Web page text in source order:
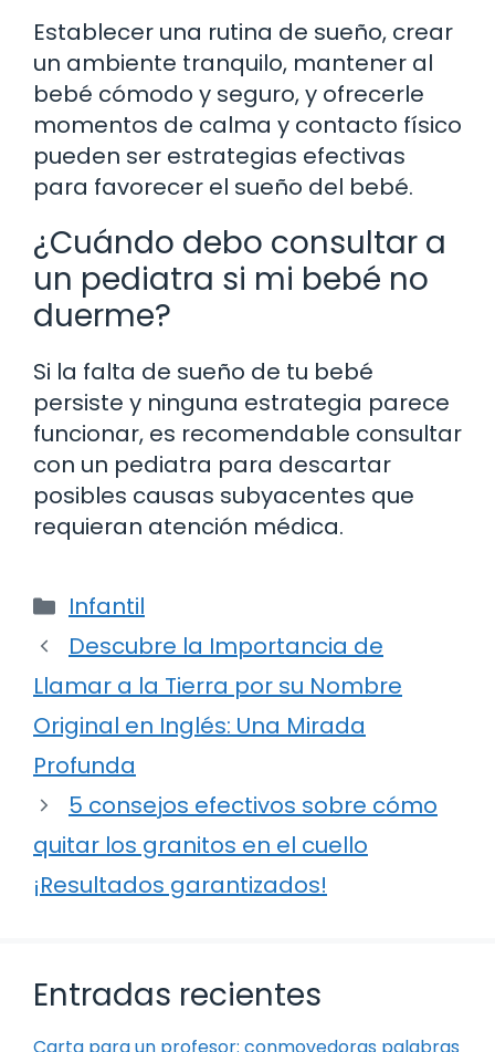
Establecer una rutina de sueño, crear
un ambiente tranquilo, mantener al
bebé cómodo y seguro, y ofrecerle
momentos de calma y contacto físico
pueden ser estrategias efectivas
para favorecer el sueño del bebé.
¿Cuándo debo consultar a
un pediatra si mi bebé no
duerme?
Si la falta de sueño de tu bebé
persiste y ninguna estrategia parece
funcionar, es recomendable consultar
con un pediatra para descartar
posibles causas subyacentes que
requieran atención médica.
Categorías
Infantil
Descubre la Importancia de
Llamar a la Tierra por su Nombre
Original en Inglés: Una Mirada
Profunda
5 consejos efectivos sobre cómo
quitar los granitos en el cuello
¡Resultados garantizados!
Entradas recientes